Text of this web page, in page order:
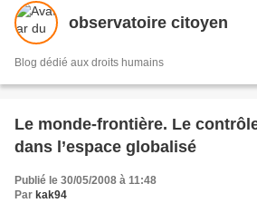
observatoire citoyen
Blog dédié aux droits humains
Le monde-frontière. Le
dans l’espace globalisé
Publié le 30/05/2008 à 11:48
Par kak94